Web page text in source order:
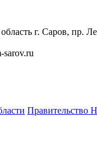
г. Саров, пр.
sarov.ru
Правительство